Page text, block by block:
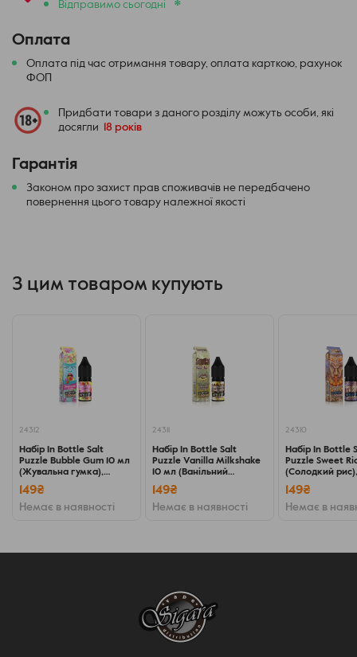
Відправимо сьогодні
*
Оплата
Оплата під час отримання товару, оплата карткою, рахунок
ФОП
Придбати товари з даного розділу можуть особи, які
досягли
18 років
Гарантія
Законом про захист прав споживачів не передбачено
повернення цього товару належної якості
З цим товаром купують
24312
Набір In Bottle Salt
Puzzle Bubble Gum 10 мл
(Жувальна гумка),
самозаміс
149₴
Немає в наявності
24311
Набір In Bottle Salt
Puzzle Vanilla Milkshake
10 мл (Ванільний
милкшейк), самозаміс
149₴
Немає в наявності
24310
Набір In Bottle
Puzzle Sweet
(Солодкий рис),
самозаміс
149₴
Немає в